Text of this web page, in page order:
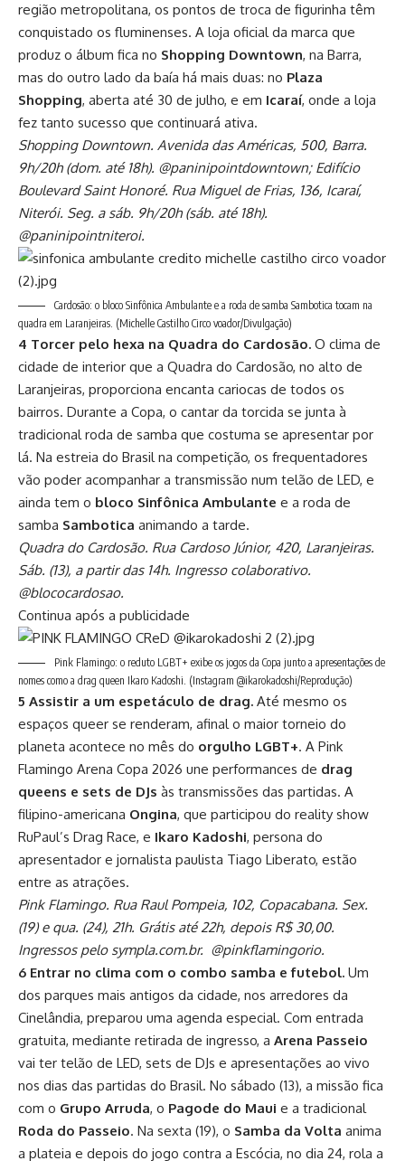
região metropolitana, os pontos de troca de figurinha têm
conquistado os fluminenses. A loja oficial da marca que
produz o álbum fica no Shopping Downtown, na Barra,
mas do outro lado da baía há mais duas: no Plaza
Shopping, aberta até 30 de julho, e em Icaraí, onde a loja
fez tanto sucesso que continuará ativa.
Shopping Downtown. Avenida das Américas, 500, Barra.
9h/20h (dom. até 18h). @paninipointdowntown; Edifício
Boulevard Saint Honoré. Rua Miguel de Frias, 136, Icaraí,
Niterói. Seg. a sáb. 9h/20h (sáb. até 18h).
@paninipointniteroi.
Cardosão: o bloco Sinfônica Ambulante e a roda de samba Sambotica tocam na
quadra em Laranjeiras. (Michelle Castilho Circo voador/Divulgação)
4 Torcer pelo hexa na Quadra do Cardosão. O clima de
cidade de interior que a Quadra do Cardosão, no alto de
Laranjeiras, proporciona encanta cariocas de todos os
bairros. Durante a Copa, o cantar da torcida se junta à
tradicional roda de samba que costuma se apresentar por
lá. Na estreia do Brasil na competição, os frequentadores
vão poder acompanhar a transmissão num telão de LED, e
ainda tem o bloco Sinfônica Ambulante e a roda de
samba Sambotica animando a tarde.
Quadra do Cardosão. Rua Cardoso Júnior, 420, Laranjeiras.
Sáb. (13), a partir das 14h. Ingresso colaborativo.
@blococardosao.
Continua após a publicidade
Pink Flamingo: o reduto LGBT+ exibe os jogos da Copa junto a apresentações de
nomes como a drag queen Ikaro Kadoshi. (Instagram @ikarokadoshi/Reprodução)
5 Assistir a um espetáculo de drag. Até mesmo os
espaços queer se renderam, afinal o maior torneio do
planeta acontece no mês do orgulho LGBT+. A Pink
Flamingo Arena Copa 2026 une performances de drag
queens e sets de DJs às transmissões das partidas. A
filipino-americana Ongina, que participou do reality show
RuPaul’s Drag Race, e Ikaro Kadoshi, persona do
apresentador e jornalista paulista Tiago Liberato, estão
entre as atrações.
Pink Flamingo. Rua Raul Pompeia, 102, Copacabana. Sex.
(19) e qua. (24), 21h. Grátis até 22h, depois R$ 30,00.
Ingressos pelo sympla.com.br. @pinkflamingorio.
6 Entrar no clima com o combo samba e futebol. Um
dos parques mais antigos da cidade, nos arredores da
Cinelândia, preparou uma agenda especial. Com entrada
gratuita, mediante retirada de ingresso, a Arena Passeio
vai ter telão de LED, sets de DJs e apresentações ao vivo
nos dias das partidas do Brasil. No sábado (13), a missão fica
com o Grupo Arruda, o Pagode do Maui e a tradicional
Roda do Passeio. Na sexta (19), o Samba da Volta anima
a plateia e depois do jogo contra a Escócia, no dia 24, rola a